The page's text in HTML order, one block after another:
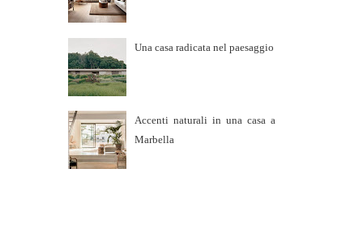
Una casa radicata nel paesaggio
Accenti naturali in una casa a
Marbella